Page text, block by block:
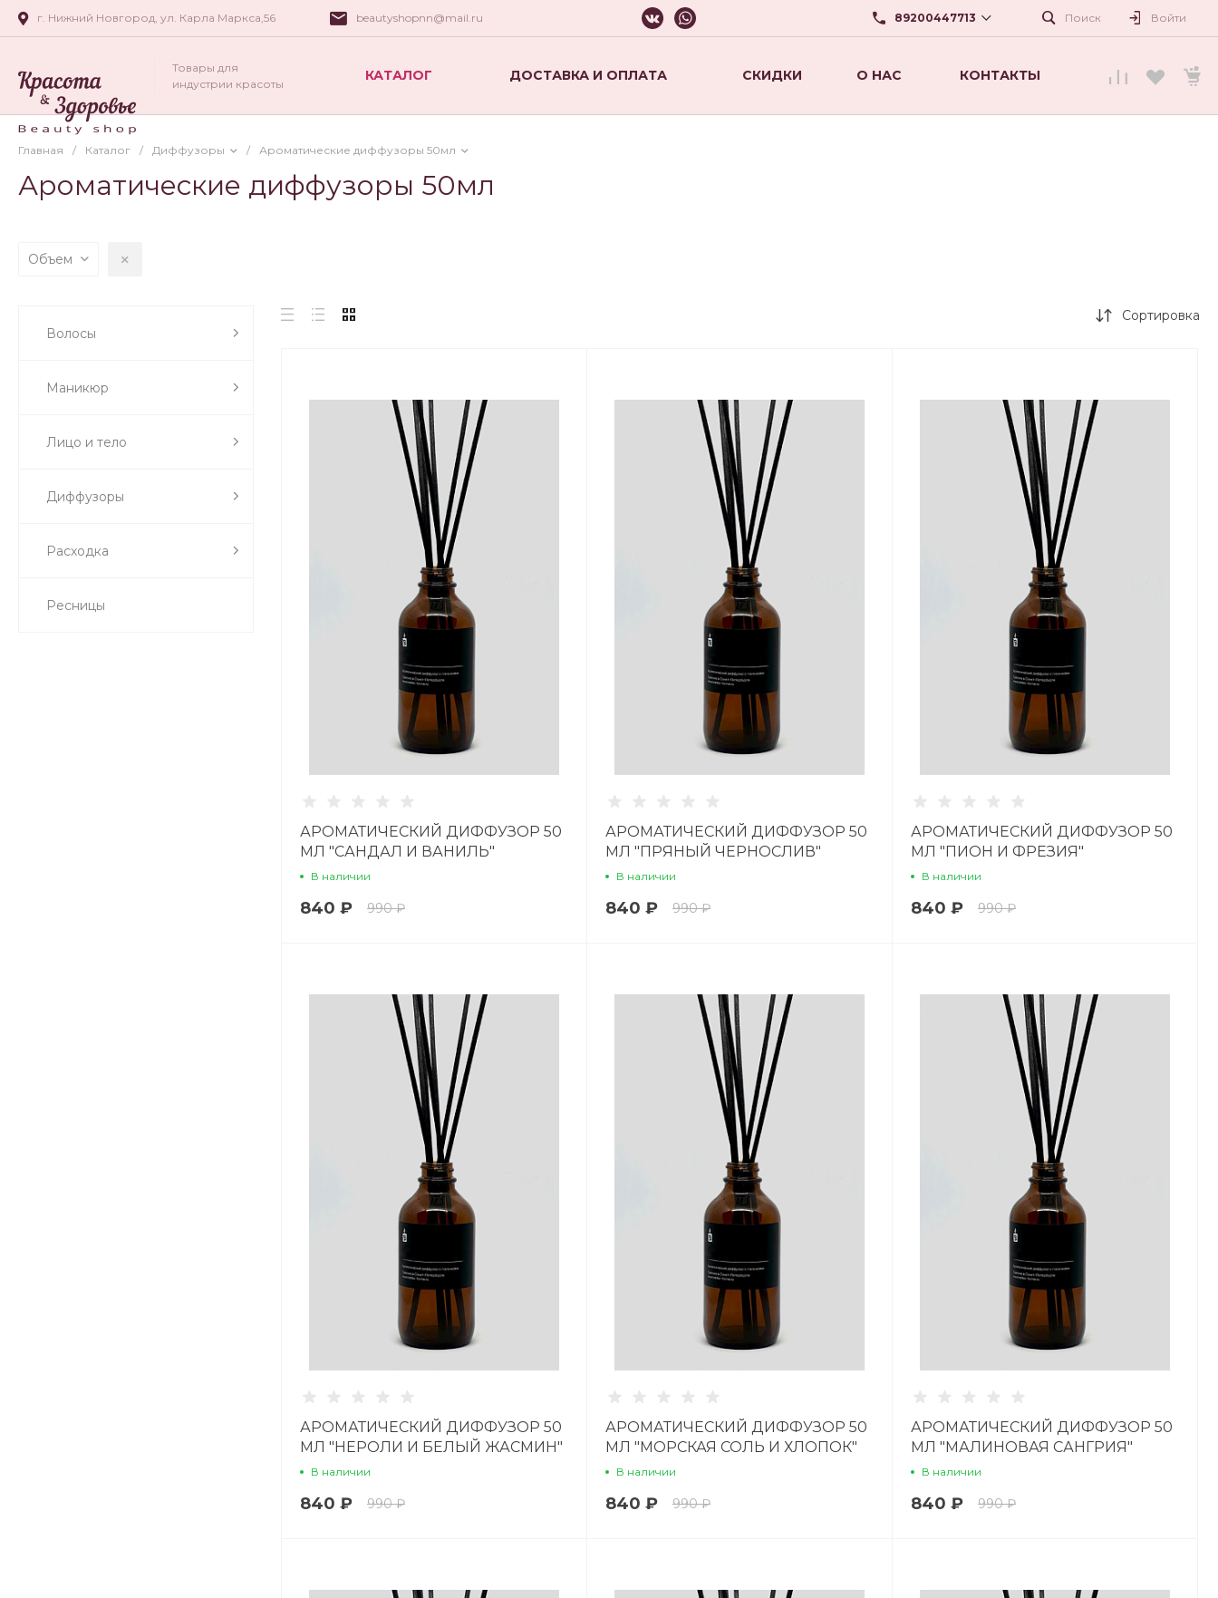
г. Нижний Новгород, ул. Карла Маркса,56 beautyshopnn@mail.ru 89200447713
Карла Маркса,56
Поиск Войти
Товары для
индустрии красоты
КАТАЛОГ ДОСТАВКА И ОПЛАТА СКИДКИ О НАС КОНТАКТЫ
Главная / Каталог / Диффузоры / Ароматические диффузоры 50мл
Ароматические диффузоры 50мл
Объем
Волосы
Маникюр
Лицо и тело
Диффузоры
Расходка
Ресницы
Сортировка
АРОМАТИЧЕСКИЙ ДИФФУЗОР 50
МЛ "САНДАЛ И ВАНИЛЬ"
В наличии
840 ₽ 990 ₽
АРОМАТИЧЕСКИЙ ДИФФУЗОР 50
МЛ "ПРЯНЫЙ ЧЕРНОСЛИВ"
В наличии
840 ₽ 990 ₽
АРОМАТИЧЕСКИЙ ДИФФУЗОР 50
МЛ "ПИОН И ФРЕЗИЯ"
В наличии
840 ₽ 990 ₽
АРОМАТИЧЕСКИЙ ДИФФУЗОР 50
МЛ "НЕРОЛИ И БЕЛЫЙ ЖАСМИН"
В наличии
840 ₽ 990 ₽
АРОМАТИЧЕСКИЙ ДИФФУЗОР 50
МЛ "МОРСКАЯ СОЛЬ И ХЛОПОК"
В наличии
840 ₽ 990 ₽
АРОМАТИЧЕСКИЙ ДИФФУЗОР 50
МЛ "МАЛИНОВАЯ САНГРИЯ"
В наличии
840 ₽ 990 ₽